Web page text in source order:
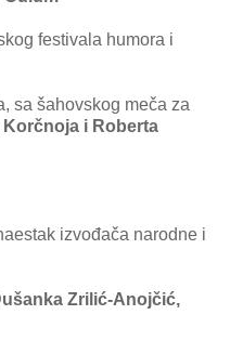
festivala humora i
sa šahovskog meča za
i Roberta
izvođača narodne i
Zrilić-Anojčić,